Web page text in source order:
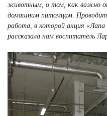
животным, о том, как важно
домашним питомцам.
работа, в которой акция
рассказала нам воспитатель